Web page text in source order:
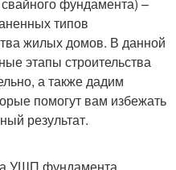
фундамента) –
типов
жилых домов. В данной
этапы строительства
а также дадим
помогут вам избежать
результат.